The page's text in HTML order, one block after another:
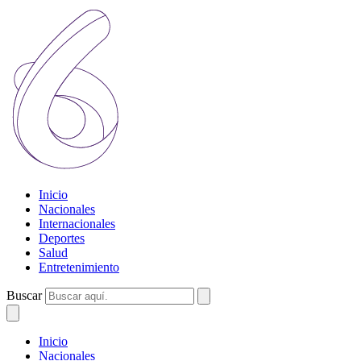
Inicio
Nacionales
Internacionales
Deportes
Salud
Entretenimiento
Buscar
Inicio
Nacionales